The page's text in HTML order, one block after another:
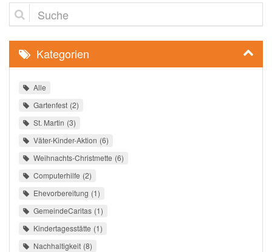
Suche
Kategorien
Alle
Gartenfest 2
St. Martin 3
Väter-Kinder-Aktion 6
Weihnachts-Christmette 6
Computerhilfe 2
Ehevorbereitung 1
GemeindeCaritas 1
Kindertagesstätte 1
Nachhaltigkeit 8